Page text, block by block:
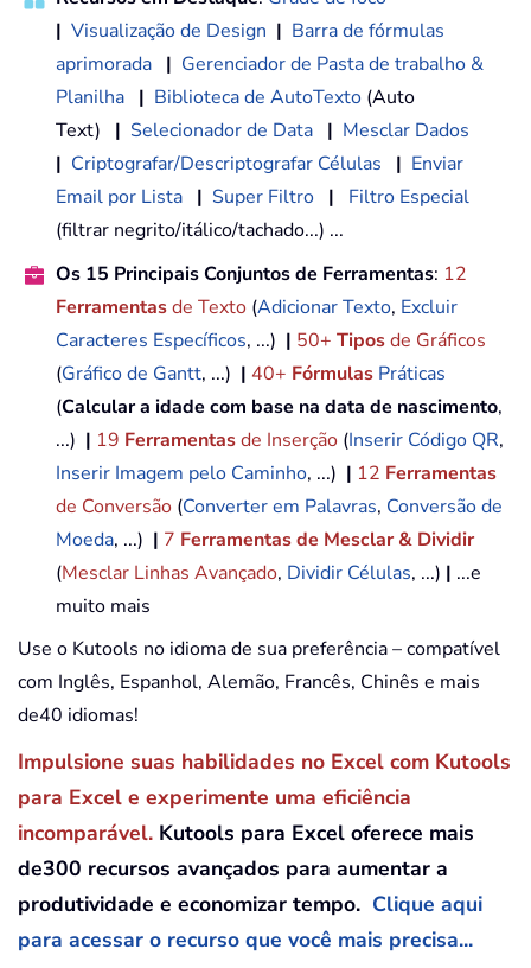
| Visualização de Design | Barra de fórmulas
aprimorada | Gerenciador de Pasta de trabalho &
Planilha | Biblioteca de AutoTexto (Auto
Text) | Selecionador de Data | Mesclar Dados
| Criptografar/Descriptografar Células | Enviar
Email por Lista | Super Filtro |
Filtro Especial
(filtrar negrito/itálico/tachado...) ...
Os 15 Principais Conjuntos de Ferramentas: 12
Ferramentasde Texto (Adicionar Texto, Excluir
Caracteres Específicos, ...) | 50+ Tiposde Gráficos
(Gráfico de Gantt, ...) | 40+ Fórmulas Práticas
(Calcular a idade com base na data de nascimento,
...) | 19 Ferramentasde Inserção (Inserir Código QR,
Inserir Imagem pelo Caminho, ...) | 12 Ferramentas
de Conversão (Converter em Palavras, Conversão de
Moeda, ...) | 7 Ferramentas de Mesclar & Dividir
(Mesclar Linhas Avançado, Dividir Células, ...) | ...e
muito mais
Use o Kutools no idioma de sua preferência – compatível
com Inglês, Espanhol, Alemão, Francês, Chinês e mais
de40 idiomas!
Impulsione suas habilidades no Excel com Kutools
para Excel e experimente uma eficiência
incomparável. Kutools para Excel oferece mais
de300 recursos avançados para aumentar a
produtividade e economizar tempo. Clique aqui
para acessar o recurso que você mais precisa...